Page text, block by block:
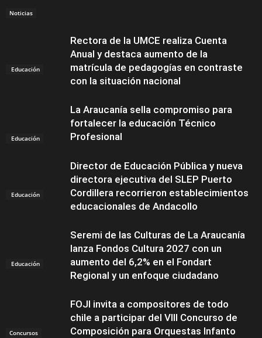
Noticias
Educación
Rectora de la UMCE realiza Cuenta
Anual y destaca aumento de la
matrícula de pedagogías en contraste
con la situación nacional
Educación
La Araucanía sella compromiso para
fortalecer la educación Técnico
Profesional
Educación
Director de Educación Pública y nueva
directora ejecutiva del SLEP Puerto
Cordillera recorrieron establecimientos
educacionales de Andacollo
Educación
Seremi de las Culturas de La Araucanía
lanza Fondos Cultura 2027 con un
aumento del 6,2% en el Fondart
Regional y un enfoque ciudadano
Concursos
FOJI invita a compositores de todo
chile a participar del VIII Concurso de
Composición para Orquestas Infanto